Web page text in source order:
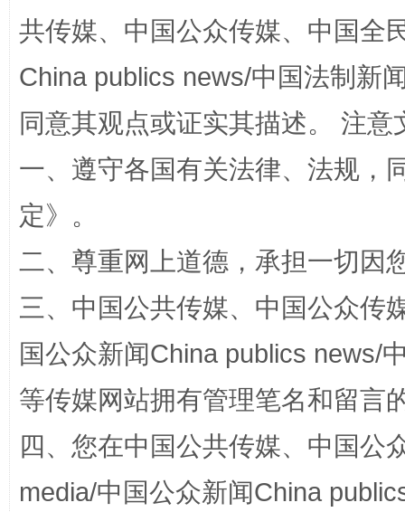
解纷+调解+退费，一次搞定
站台名比不上好声名
共传媒、中国公众传媒、中国全
China publics news/中国法制新
同意其观点或证实其描述。 注
一、遵守各国有关法律、法规，
定》。
二、尊重网上道德，承担一切因
三、中国公共传媒、中国公众传
国公众新闻China publics news/
等传媒网站拥有管理笔名和留言
四、您在中国公共传媒、中国公
media/中国公众新闻China